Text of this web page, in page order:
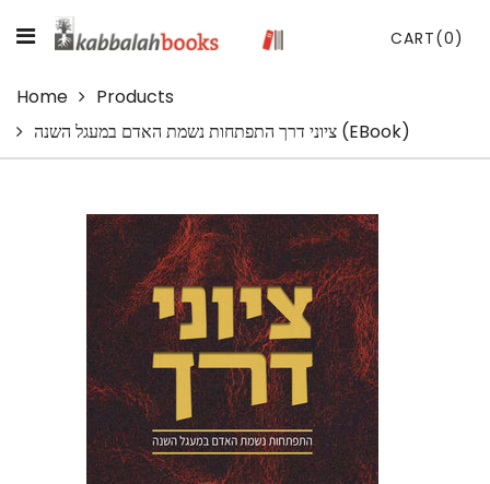
CART(0)
Home
Products
ציוני דרך התפתחות נשמת האדם במעגל השנה (eBook)